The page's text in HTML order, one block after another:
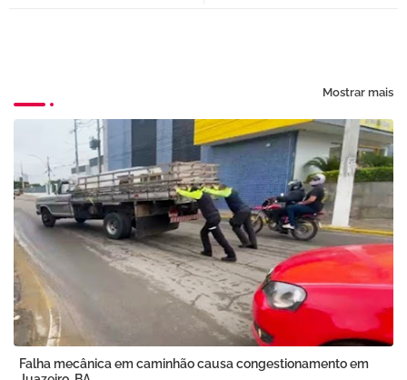
Mostrar mais
Falha mecânica em caminhão causa congestionamento em